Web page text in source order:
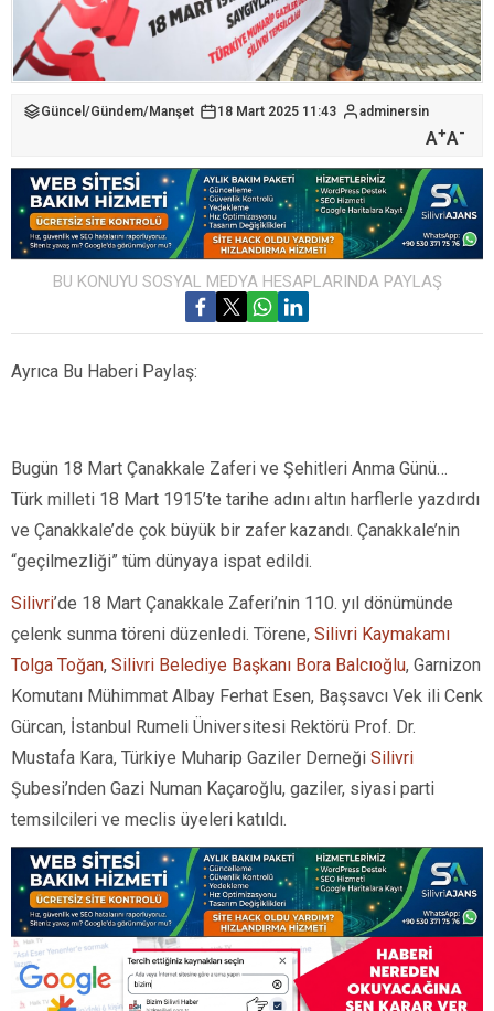
Güncel /Gündem/Manşet 18 Mart 2025 11:43 adminersin
A+A-
BU KONUYU SOSYAL MEDYA HESAPLARINDA PAYLAŞ
Ayrıca Bu Haberi Paylaş:
Bugün 18 Mart Çanakkale Zaferi ve Şehitleri Anma Günü…
Türk milleti 18 Mart 1915’te tarihe adını altın harflerle yazdırdı
ve Çanakkale’de çok büyük bir zafer kazandı. Çanakkale’nin
“geçilmezliği” tüm dünyaya ispat edildi.
Silivri’de 18 Mart Çanakkale Zaferi’nin 110. yıl dönümünde
çelenk sunma töreni düzenledi. Törene, Silivri Kaymakamı
Tolga Toğan, Silivri Belediye Başkanı Bora Balcıoğlu, Garnizon
Komutanı Mühimmat Albay Ferhat Esen, Başsavcı Vek ili Cenk
Gürcan, İstanbul Rumeli Üniversitesi Rektörü Prof. Dr.
Mustafa Kara, Türkiye Muharip Gaziler Derneği Silivri
Şubesi’nden Gazi Numan Kaçaroğlu, gaziler, siyasi parti
temsilcileri ve meclis üyeleri katıldı.